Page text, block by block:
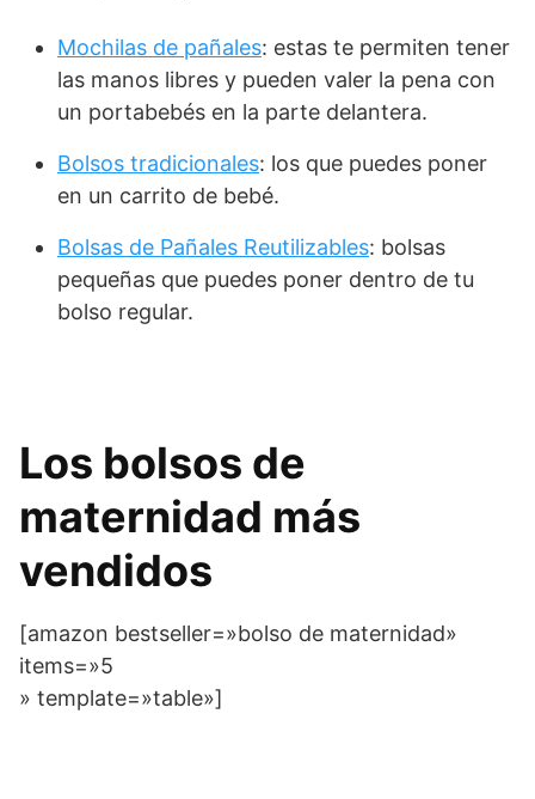
Mochilas de pañales: estas te permiten tener
las manos libres y pueden valer la pena con
un portabebés en la parte delantera.
Bolsos tradicionales: los que puedes poner
en un carrito de bebé.
Bolsas de Pañales Reutilizables: bolsas
pequeñas que puedes poner dentro de tu
bolso regular.
Los bolsos de
maternidad más
vendidos
[amazon bestseller=»bolso de maternidad»
items=»5
» template=»table»]